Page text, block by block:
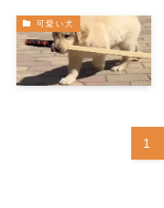
可愛い犬
1